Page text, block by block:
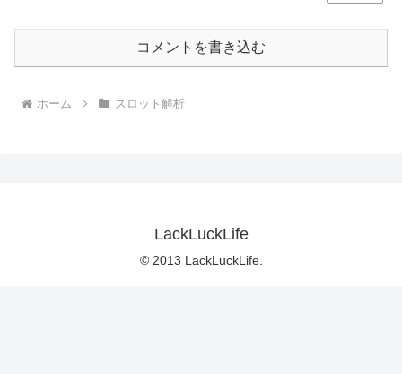
コメントを書き込む
ホーム スロット解析
LackLuckLife
© 2013 LackLuckLife.